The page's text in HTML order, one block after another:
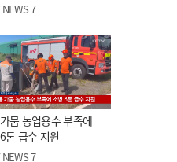
NEWS 7
뭄 농업용수 부족에
톤 급수 지원
NEWS 7